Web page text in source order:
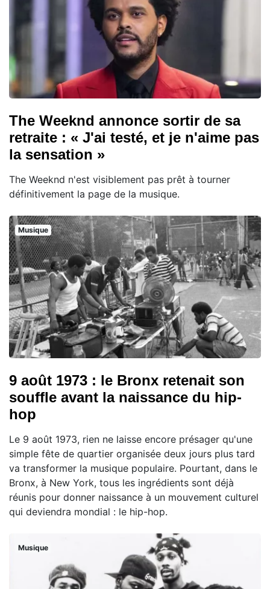
The Weeknd annonce sortir de sa
retraite : « J'ai testé, et je n'aime pas
la sensation »
The Weeknd n'est visiblement pas prêt à tourner
définitivement la page de la musique.
Musique
9 août 1973 : le Bronx retenait son
souffle avant la naissance du hip-
hop
Le 9 août 1973, rien ne laisse encore présager qu'une
simple fête de quartier organisée deux jours plus tard
va transformer la musique populaire. Pourtant, dans le
Bronx, à New York, tous les ingrédients sont déjà
réunis pour donner naissance à un mouvement culturel
qui deviendra mondial : le hip-hop.
Musique